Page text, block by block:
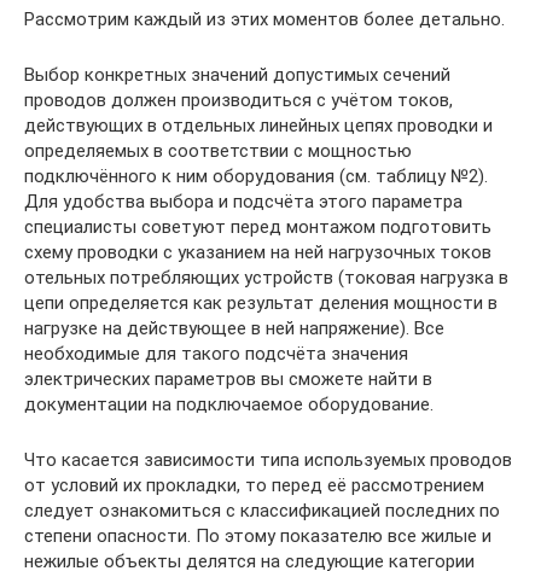
Рассмотрим каждый из этих моментов более детально.
Выбор конкретных значений допустимых сечений
проводов должен производиться с учётом токов,
действующих в отдельных линейных цепях проводки и
определяемых в соответствии с мощностью
подключённого к ним оборудования (см. таблицу №2).
Для удобства выбора и подсчёта этого параметра
специалисты советуют перед монтажом подготовить
схему проводки с указанием на ней нагрузочных токов
отельных потребляющих устройств (токовая нагрузка в
цепи определяется как результат деления мощности в
нагрузке на действующее в ней напряжение). Все
необходимые для такого подсчёта значения
электрических параметров вы сможете найти в
документации на подключаемое оборудование.
Что касается зависимости типа используемых проводов
от условий их прокладки, то перед её рассмотрением
следует ознакомиться с классификацией последних по
степени опасности. По этому показателю все жилые и
нежилые объекты делятся на следующие категории